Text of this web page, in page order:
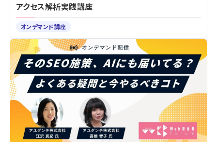
アクセス解析実践講座
オンデマンド講座